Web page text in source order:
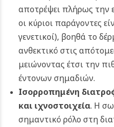
αποτρέψει πλήρως την
οι κύριοι παράγοντες
γενετικοί), βοηθά το
ανθεκτικό στις
μειώνοντας έτσι την
έντονων σημαδιών.
Ισορροπημένη
και ιχνοστοιχεία. Η
σημαντικό ρόλο στη